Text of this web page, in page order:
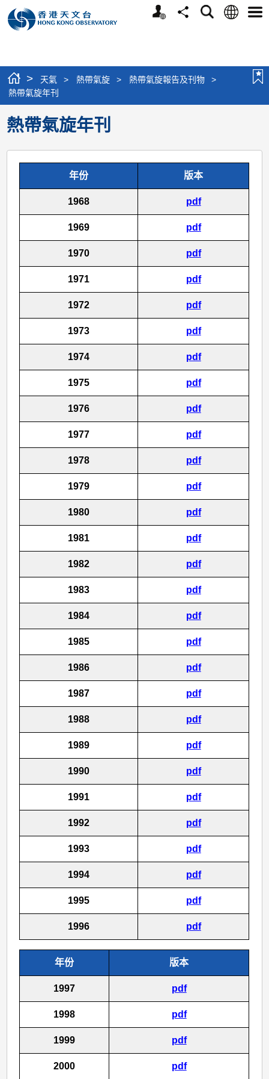
個
分
搜
語
選
> 天氣 > 熱帶氣旋 > 熱帶氣旋報告及刊物
>
熱帶氣旋年刊
熱帶氣旋年刊
年份 版本
1968 pdf
1969 pdf
1970 pdf
1971 pdf
1972 pdf
1973 pdf
1974 pdf
1975 pdf
1976 pdf
1977 pdf
1978 pdf
1979 pdf
1980 pdf
1981 pdf
1982 pdf
1983 pdf
1984 pdf
1985 pdf
1986 pdf
1987 pdf
1988 pdf
1989 pdf
1990 pdf
1991 pdf
1992 pdf
1993 pdf
1994 pdf
1995 pdf
1996 pdf
年份 版本
1997 pdf
1998 pdf
1999 pdf
2000 pdf